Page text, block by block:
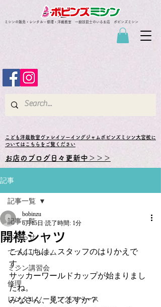
ミシンの販売・レンタル・修理・洋裁教室 一級技能士のいるお店 ボビンズミシン
​こども洋裁教室ヴァレイソーイングジャムボビンズミシン大宮校に
ついてはこちらをご覧ください
お店のブログ日々更新中＞＞＞
記事
記事一覧
お知らせ
てづくりルーム
ミシン講習会
修理
レンタルソーイングスペース
記事一覧
開襟シャツ
bobinzu
6月15日 読了時間: 1分
こんにちは。スタッフのはりかえで
す。
サッカーワールドカップが始まりまし
たね。
みなさん、見てますか？